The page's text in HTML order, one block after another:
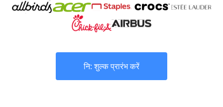
नि: शुल्क प्रारंभ करें